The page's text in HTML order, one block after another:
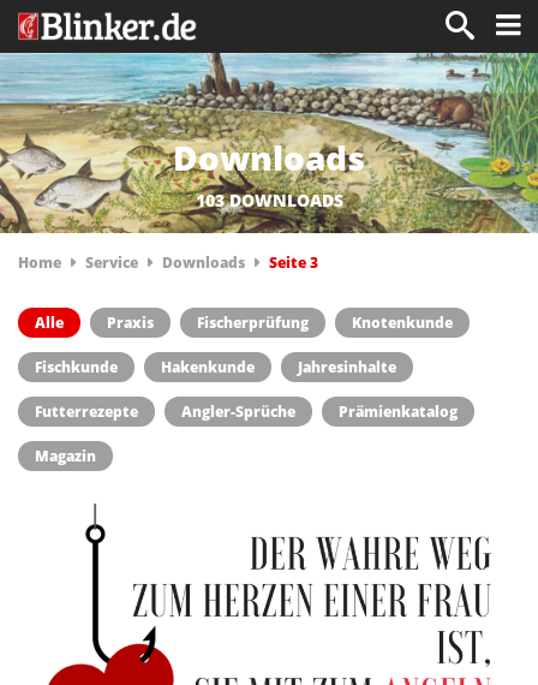
Downloads
103 DOWNLOADS
Home Service Downloads Seite 3
Alle Praxis Fischerprüfung Knotenkunde
Fischkunde Hakenkunde Jahresinhalte
Futterrezepte Angler-Sprüche Prämienkatalog
Magazin